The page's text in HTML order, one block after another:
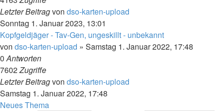
Letzter Beitragvon dso-karten-upload
Sonntag 1. Januar 2023, 13:01
Kopfgeldjäger - Tav-Gen, ungeskillt - unbekannt
von dso-karten-upload » Samstag 1. Januar 2022, 17:48
0Antworten
7602Zugriffe
Letzter Beitragvon dso-karten-upload
Samstag 1. Januar 2022, 17:48
Neues Thema